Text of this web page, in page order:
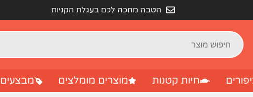
הטבה מחכה לכם בעגלת הקניות
חיות קטנות מוצרים מומלצים מבצעים